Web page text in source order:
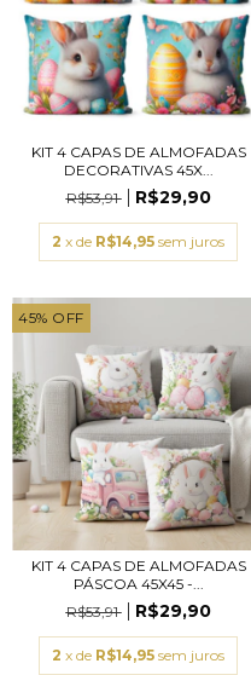
KIT 4 CAPAS DE ALMOFADAS
DECORATIVAS 45X...
R$53,91
R$29,90
2 x de R$14,95 sem juros
45% OFF
KIT 4 CAPAS DE ALMOFADAS
PÁSCOA 45X45 -...
R$53,91
R$29,90
2 x de R$14,95 sem juros